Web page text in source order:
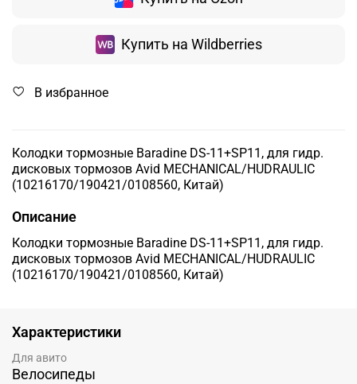
Купить на Wildberries
В избранное
Колодки тормозные Baradine DS-11+SP11, для гидр.
дисковых тормозов Avid MECHANICAL/HUDRAULIC
(10216170/190421/0108560, Китай)
Описание
Колодки тормозные Baradine DS-11+SP11, для гидр.
дисковых тормозов Avid MECHANICAL/HUDRAULIC
(10216170/190421/0108560, Китай)
Характеристики
Для авито
Велосипеды